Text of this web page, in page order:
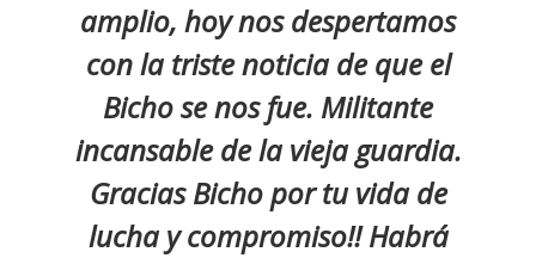
amplio, hoy nos despertamos
con la triste noticia de que el
Bicho se nos fue. Militante
incansable de la vieja guardia.
Gracias Bicho por tu vida de
lucha y compromiso!! Habrá